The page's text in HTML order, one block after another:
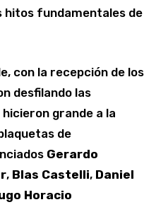
hitos fundamentales de
con la recepción de los
desfilando las
grande a la
de
Gerardo
, Blas Castelli, Daniel
Horacio